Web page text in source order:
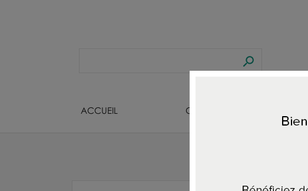
ACCUEIL CREATEURS BIJOUX